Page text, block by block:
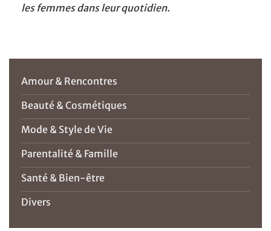
les femmes dans leur quotidien.
Amour & Rencontres
Beauté & Cosmétiques
Mode & Style de Vie
Parentalité & Famille
Santé & Bien-être
Divers